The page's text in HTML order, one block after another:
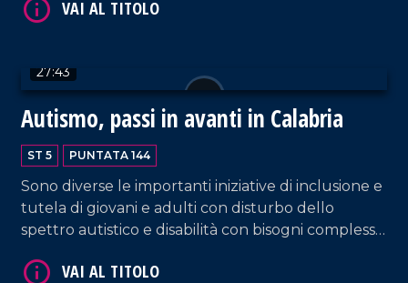
Salvatore Gurnari, segretario regionale
Mandarano.
27:43
Autismo, passi in avanti in Calabria
ST 5 PUNTATA 144
Sono diverse le importanti iniziative di inclusione e
tutela di giovani e adulti con disturbo dello
spettro autistico e disabilità con bisogni complessi.
all'inclusione sociale, Pasqualina Straface.
VAI AL TITOLO